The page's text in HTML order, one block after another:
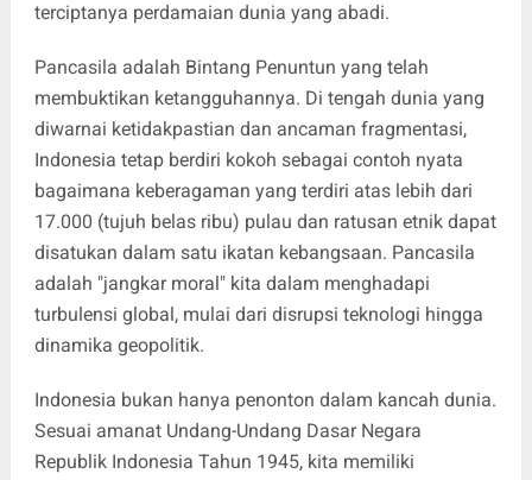
terciptanya perdamaian dunia yang abadi.
Pancasila adalah Bintang Penuntun yang telah
membuktikan ketangguhannya. Di tengah dunia yang
diwarnai ketidakpastian dan ancaman fragmentasi,
Indonesia tetap berdiri kokoh sebagai contoh nyata
bagaimana keberagaman yang terdiri atas lebih dari
17.000 (tujuh belas ribu) pulau dan ratusan etnik dapat
disatukan dalam satu ikatan kebangsaan. Pancasila
adalah "jangkar moral" kita dalam menghadapi
turbulensi global, mulai dari disrupsi teknologi hingga
dinamika geopolitik.
Indonesia bukan hanya penonton dalam kancah dunia.
Sesuai amanat Undang-Undang Dasar Negara
Republik Indonesia Tahun 1945, kita memiliki